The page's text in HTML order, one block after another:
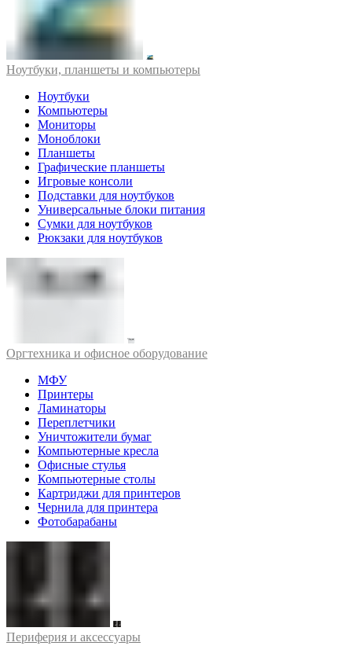
Ноутбуки, планшеты и компьютеры
Ноутбуки
Компьютеры
Мониторы
Моноблоки
Планшеты
Графические планшеты
Игровые консоли
Подставки для ноутбуков
Универсальные блоки питания
Сумки для ноутбуков
Рюкзаки для ноутбуков
Оргтехника и офисное оборудование
МФУ
Принтеры
Ламинаторы
Переплетчики
Уничтожители бумаг
Компьютерные кресла
Офисные стулья
Компьютерные столы
Картриджи для принтеров
Чернила для принтера
Фотобарабаны
Периферия и аксессуары